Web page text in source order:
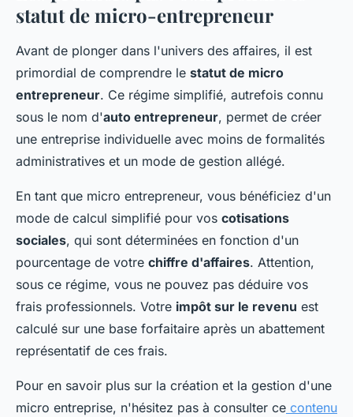
statut de micro-entrepreneur
Avant de plonger dans l'univers des affaires, il est
primordial de comprendre le statut de micro
entrepreneur. Ce régime simplifié, autrefois connu
sous le nom d'auto entrepreneur, permet de créer
une entreprise individuelle avec moins de formalités
administratives et un mode de gestion allégé.
En tant que micro entrepreneur, vous bénéficiez d'un
mode de calcul simplifié pour vos cotisations
sociales, qui sont déterminées en fonction d'un
pourcentage de votre chiffre d'affaires. Attention,
sous ce régime, vous ne pouvez pas déduire vos
frais professionnels. Votre impôt sur le revenu est
calculé sur une base forfaitaire après un abattement
représentatif de ces frais.
Pour en savoir plus sur la création et la gestion d'une
micro entreprise, n'hésitez pas à consulter ce contenu